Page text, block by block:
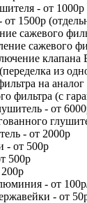
- от 1000р
1500р
сажевого
сажевого
клапана
из
на
фильтра (с
- от
- от 2000р
- от 500р
500р
- от
- от